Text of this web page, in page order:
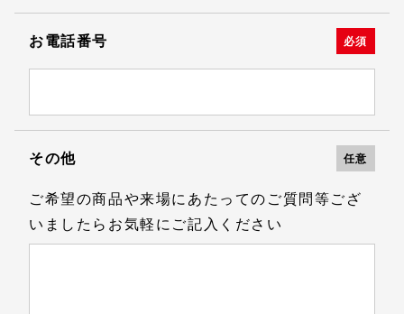
お電話番号 必須
その他 任意
ご希望の商品や来場にあたってのご質問等ござ
いましたらお気軽にご記入ください